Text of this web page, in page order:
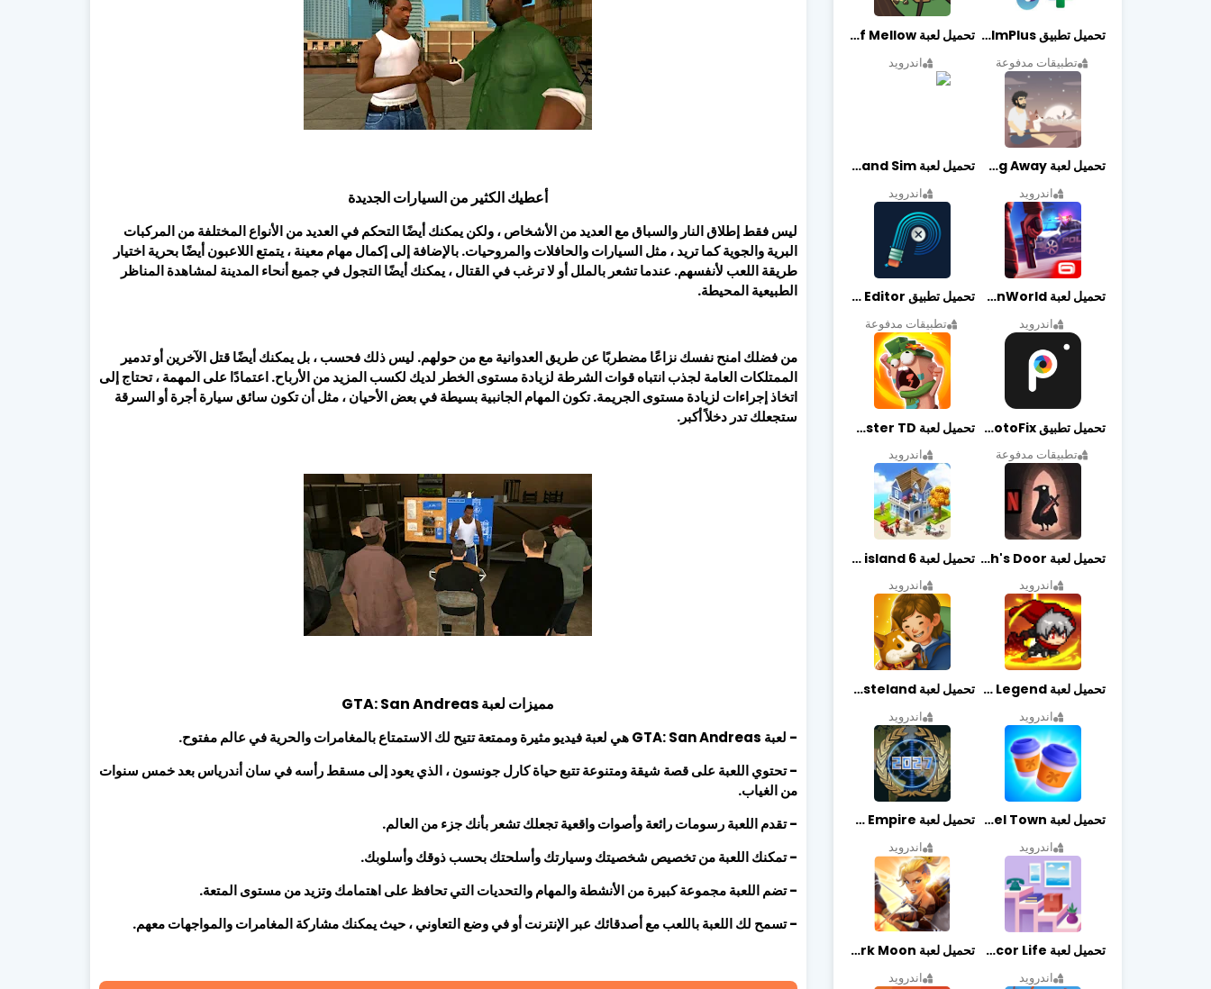
أعطيك الكثير من السيارات الجديدة
ليس فقط إطلاق النار والسباق مع العديد من الأشخاص ، ولكن يمكنك أيضًا التحكم في العديد من الأنواع المختلفة من المركبات
البرية والجوية كما تريد ، مثل السيارات والحافلات والمروحيات. بالإضافة إلى إكمال مهام معينة ، يتمتع اللاعبون أيضًا بحرية اختيار
طريقة اللعب لأنفسهم. عندما تشعر بالملل أو لا ترغب في القتال ، يمكنك أيضًا التجول في جميع أنحاء المدينة لمشاهدة المناظر
الطبيعية المحيطة.
من فضلك امنح نفسك نزاعًا مضطربًا عن طريق العدوانية مع من حولهم. ليس ذلك فحسب ، بل يمكنك أيضًا قتل الآخرين أو تدمير
الممتلكات العامة لجذب انتباه قوات الشرطة لزيادة مستوى الخطر لديك لكسب المزيد من الأرباح. اعتمادًا على المهمة ، تحتاج إلى
اتخاذ إجراءات لزيادة مستوى الجريمة. تكون المهام الجانبية بسيطة في بعض الأحيان ، مثل أن تكون سائق سيارة أجرة أو السرقة
ستجعلك تدر دخلاً أكبر.
مميزات لعبة GTA: San Andreas
- لعبة GTA: San Andreas هي لعبة فيديو مثيرة وممتعة تتيح لك الاستمتاع بالمغامرات والحرية في عالم مفتوح.
- تحتوي اللعبة على قصة شيقة ومتنوعة تتبع حياة كارل جونسون ، الذي يعود إلى مسقط رأسه في سان أندرياس بعد خمس سنوات
من الغياب.
- تقدم اللعبة رسومات رائعة وأصوات واقعية تجعلك تشعر بأنك جزء من العالم.
- تمكنك اللعبة من تخصيص شخصيتك وسيارتك وأسلحتك بحسب ذوقك وأسلوبك.
- تضم اللعبة مجموعة كبيرة من الأنشطة والمهام والتحديات التي تحافظ على اهتمامك وتزيد من مستوى المتعة.
- تسمح لك اللعبة باللعب مع أصدقائك عبر الإنترنت أو في وضع التعاوني ، حيث يمكنك مشاركة المغامرات والمواجهات معهم.
تحميل تطبيق FilmPlus أخر إصدار
تطبيقات مدفوعة
تحميل لعبة Life of Mellow مهكرة أخر إصدار
اندرويد
تحميل لعبة Casting Away مهكرة أخر إصدار
اندرويد
تحميل لعبة Fantasy Island Sim مهكرة أخر إصدار
اندرويد
تحميل لعبة Gangstar New Orleans OpenWorld مهكرة أخر إصدار
اندرويد
تحميل تطبيق Retouch Remove Objects Editor مهكرة اخر إصدار
تطبيقات مدفوعة
تحميل تطبيق PhotoFix مهكر آخر إصدار
تطبيقات مدفوعة
تحميل لعبة Candy Disaster TD مهكرة اخر إصدار
اندرويد
تحميل لعبة Death's Door مهكرة أخر إصدار
اندرويد
تحميل لعبة city island 6 مهكرة أخر إصدار
اندرويد
تحميل لعبة Slayer Legend مهكرة أخر إصدار
اندرويد
تحميل لعبة Merge Survival : Wasteland مهكرة أخر إصدار
اندرويد
تحميل لعبة Travel Town مهكرة أخر إصدار
اندرويد
تحميل لعبة World Empire مهكرة أخر إصدار
اندرويد
تحميل لعبة Decor Life مهكرة أخر إصدار
اندرويد
تحميل لعبة Lionheart: Dark Moon مهكرة أخر إصدار
اندرويد